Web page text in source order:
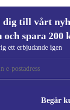
dig till vårt
och spara 200
ett erbjudande igen
Begär
för
kr!
igen.